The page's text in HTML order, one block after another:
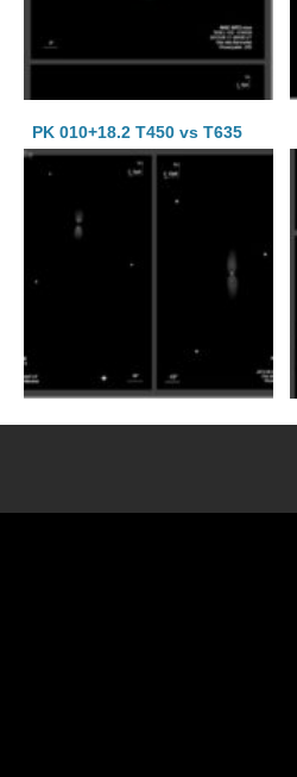
PK 010+18.2 T450 vs T635